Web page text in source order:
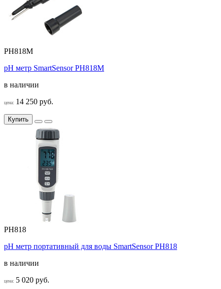
PH818M
pH метр SmartSensor PH818M
в наличии
цена: 14 250 руб.
Купить
PH818
pH метр портативный для воды SmartSensor PH818
в наличии
цена: 5 020 руб.